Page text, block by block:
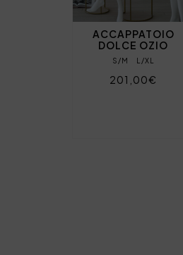
ACCAPPATOIO
DOLCE OZIO
S/M L/XL
201,00€